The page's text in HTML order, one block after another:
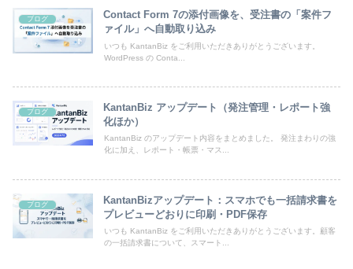
ブログ
Contact Form 7の添付画像を、受注書の「案件フ
ァイル」へ自動取り込み
いつも KantanBiz をご利用いただきありがとうございます。
WordPress の Conta...
ブログ
KantanBiz アップデート（発注管理・レポート強
化ほか）
KantanBiz のアップデート内容をまとめました。 発注まわりの強
化に加え、レポート・帳票・マス...
ブログ
KantanBizアップデート：スマホでも一括請求書を
プレビューどおりに印刷・PDF保存
いつも KantanBiz をご利用いただきありがとうございます。顧客
の一括請求書について、スマート...